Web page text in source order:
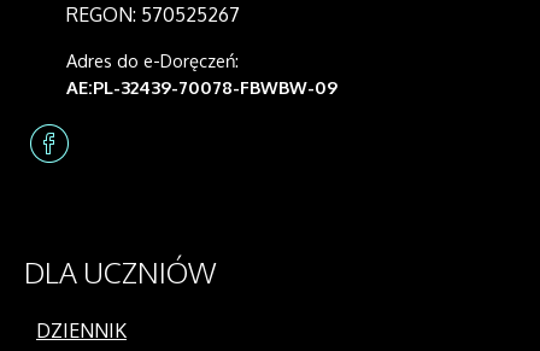
REGON: 570525267
Adres do e-Doręczeń:
AE:PL-32439-70078-FBWBW-09
DLA UCZNIÓW
DZIENNIK